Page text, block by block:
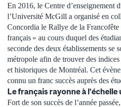
En 2016, le Centre d’enseignement
l’Université McGill a organisé en
Concordia le Rallye de la
français » au cours duquel des
seconde des deux établissements se
métropole afin de trouver des
et historiques de Montréal. Cet
connu un franc succès auprès des
Le français rayonne à
Fort de son succès de l’année